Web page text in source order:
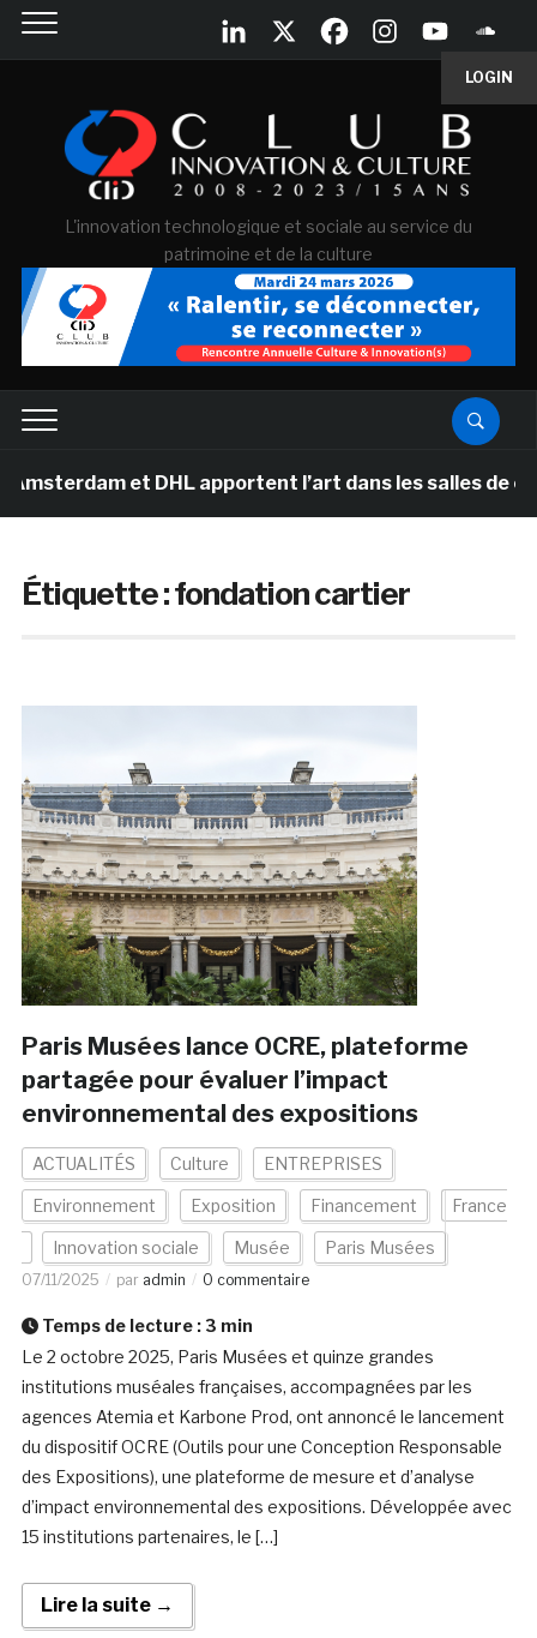
LOGIN
L'innovation technologique et sociale au service du
patrimoine et de la culture
et DHL apportent l’art dans les salles de classe des
Étiquette :fondation cartier
Paris Musées lance OCRE, plateforme
partagée pour évaluer l’impact
environnemental des expositions
ACTUALITÉS Culture ENTREPRISES
Environnement Exposition Financement France
Innovation sociale Musée Paris Musées
07/11/2025 par admin 0 commentaire
Temps de lecture : 3 min
Le 2 octobre 2025, Paris Musées et quinze grandes
institutions muséales françaises, accompagnées par les
agences Atemia et Karbone Prod, ont annoncé le lancement
du dispositif OCRE (Outils pour une Conception Responsable
des Expositions), une plateforme de mesure et d’analyse
d’impact environnemental des expositions. Développée avec
15 institutions partenaires, le […]
Lire la suite →